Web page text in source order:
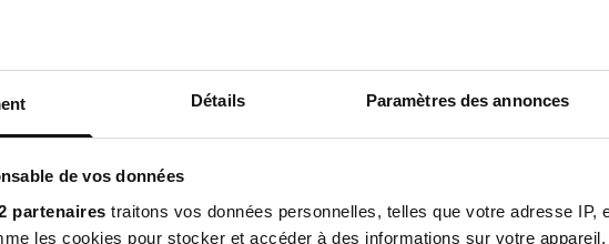
Détails Paramètres des annonces
de vos données
partenaires traitons vos données personnelles, telles que votre adresse IP,
les cookies pour stocker et accéder à des informations sur votre
+20 % l’énergie
ET DE LA FORCE MUSCULAIRE
démontre qu’une dose quotidienne de
, soutient la prise de masse maigreet renforce laforce